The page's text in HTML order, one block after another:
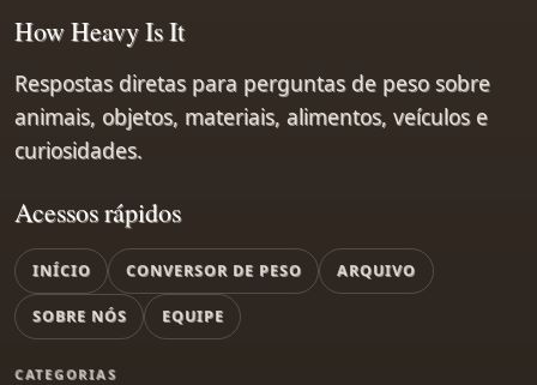
Acessos rápidos
INÍCIO CONVERSOR DE PESO ARQUIVO
SOBRE NÓS EQUIPE
CATEGORIAS
How Heavy Is It
Respostas diretas para perguntas de peso sobre
animais, objetos, materiais, alimentos, veículos e
curiosidades.